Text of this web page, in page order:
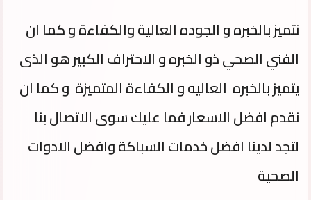
نتميز بالخبره و الجوده العالية والكفاءة و كما ان
الفني الصحي ذو الخبره و الاحتراف الكبير هو الذى
يتميز بالخبره العاليه و الكفاءة المتميزة و كما ان
نقدم افضل الاسعار فما عليك سوى الاتصال بنا
لتجد لدينا افضل خدمات السباكة وافضل الادوات
الصحية